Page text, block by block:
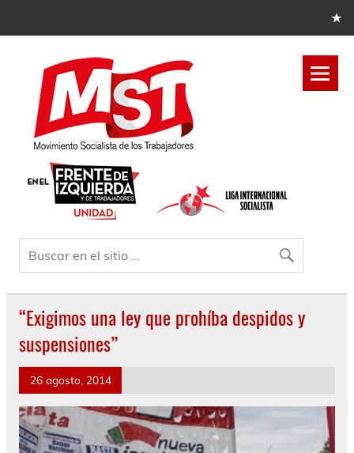
“Exigimos una ley que prohíba despidos y
suspensiones”
26 agosto, 2014